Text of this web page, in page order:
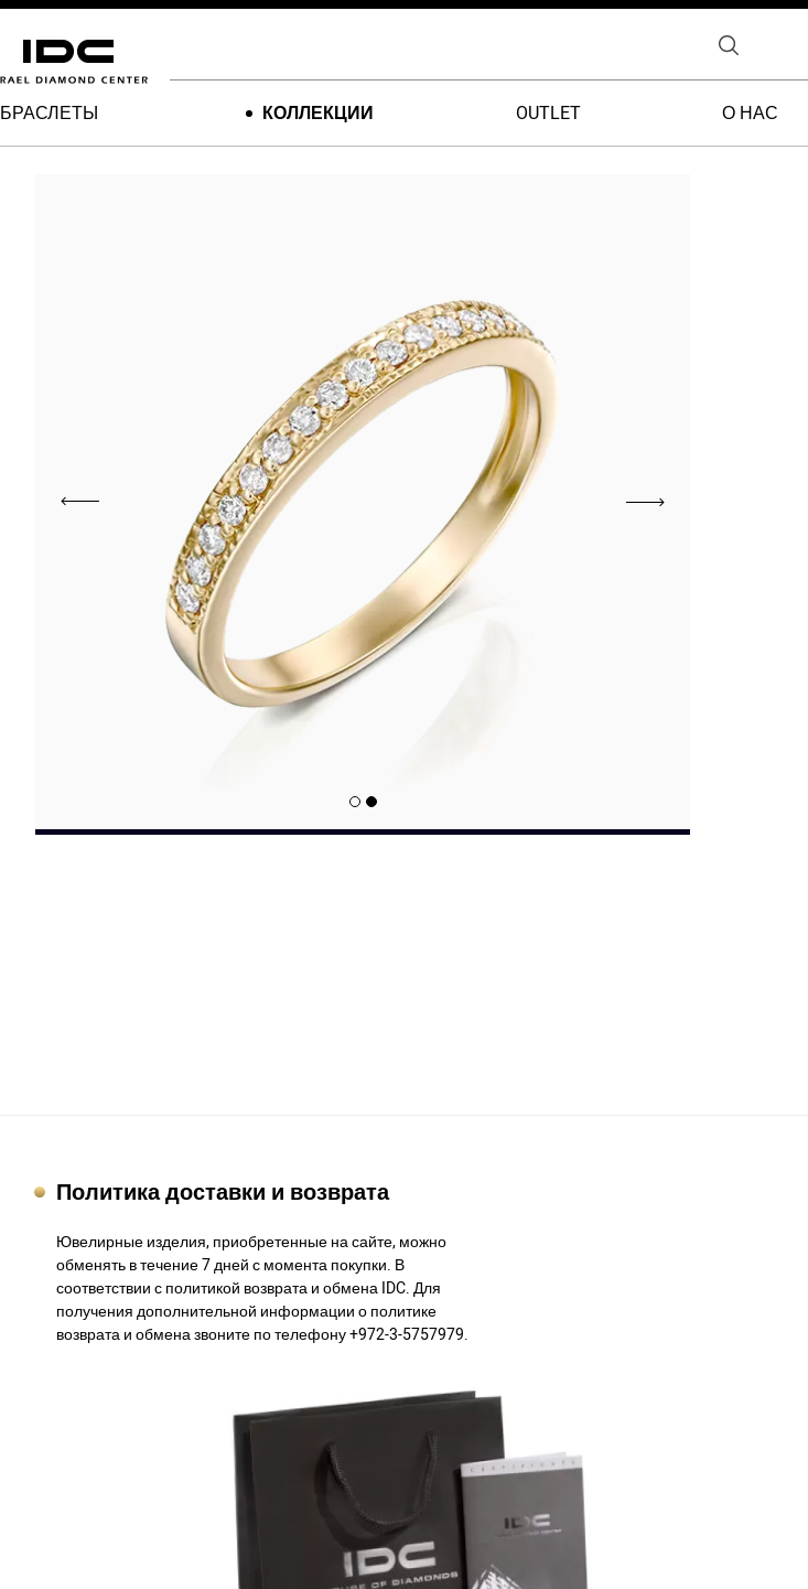
БРАСЛЕТЫ КОЛЛЕКЦИИ OUTLET О НАС
Политика доставки и возврата
Ювелирные изделия, приобретенные на сайте, можно
обменять в течение 7 дней с момента покупки. В
соответствии с политикой возврата и обмена IDC. Для
получения дополнительной информации о политике
возврата и обмена звоните по телефону +972-3-5757979.